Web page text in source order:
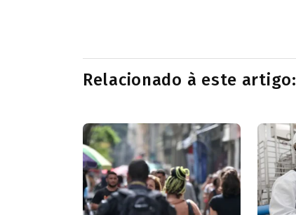
Relacionado à este artigo: